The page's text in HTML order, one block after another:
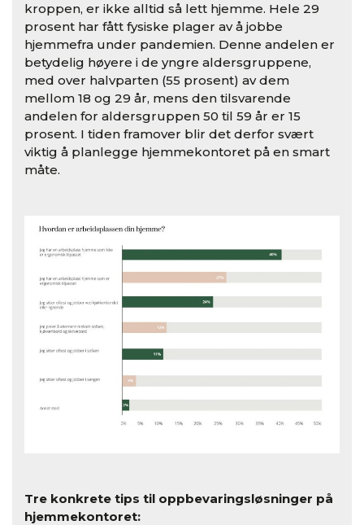
kroppen, er ikke alltid så lett hjemme. Hele 29
prosent har fått fysiske plager av å jobbe
hjemmefra under pandemien. Denne andelen er
betydelig høyere i de yngre aldersgruppene,
med over halvparten (55 prosent) av dem
mellom 18 og 29 år, mens den tilsvarende
andelen for aldersgruppen 50 til 59 år er 15
prosent. I tiden framover blir det derfor svært
viktig å planlegge hjemmekontoret på en smart
måte.
Tre konkrete tips til oppbevaringsløsninger på
hjemmekontoret: